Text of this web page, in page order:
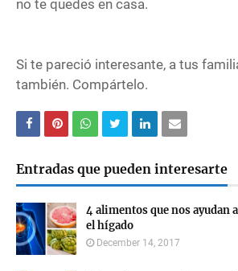
no te quedes en casa.
Si te pareció interesante, a tus
también. Compártelo.
Entradas que pueden interesarte
4 alimentos que nos ayudan
el hígado
December 14, 2017